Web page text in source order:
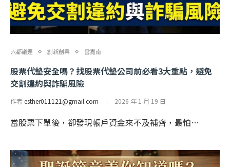
六都議題 創新創業 雲嘉南
股票代墊安全嗎？找股票代墊公司前必看3大重點，避免
交割違約與詐騙風險
作者 esther011121@gmail.com 2026 年 1 月 19 日
當股票下單後，卻發現帳戶資金來不及補齊，最怕…